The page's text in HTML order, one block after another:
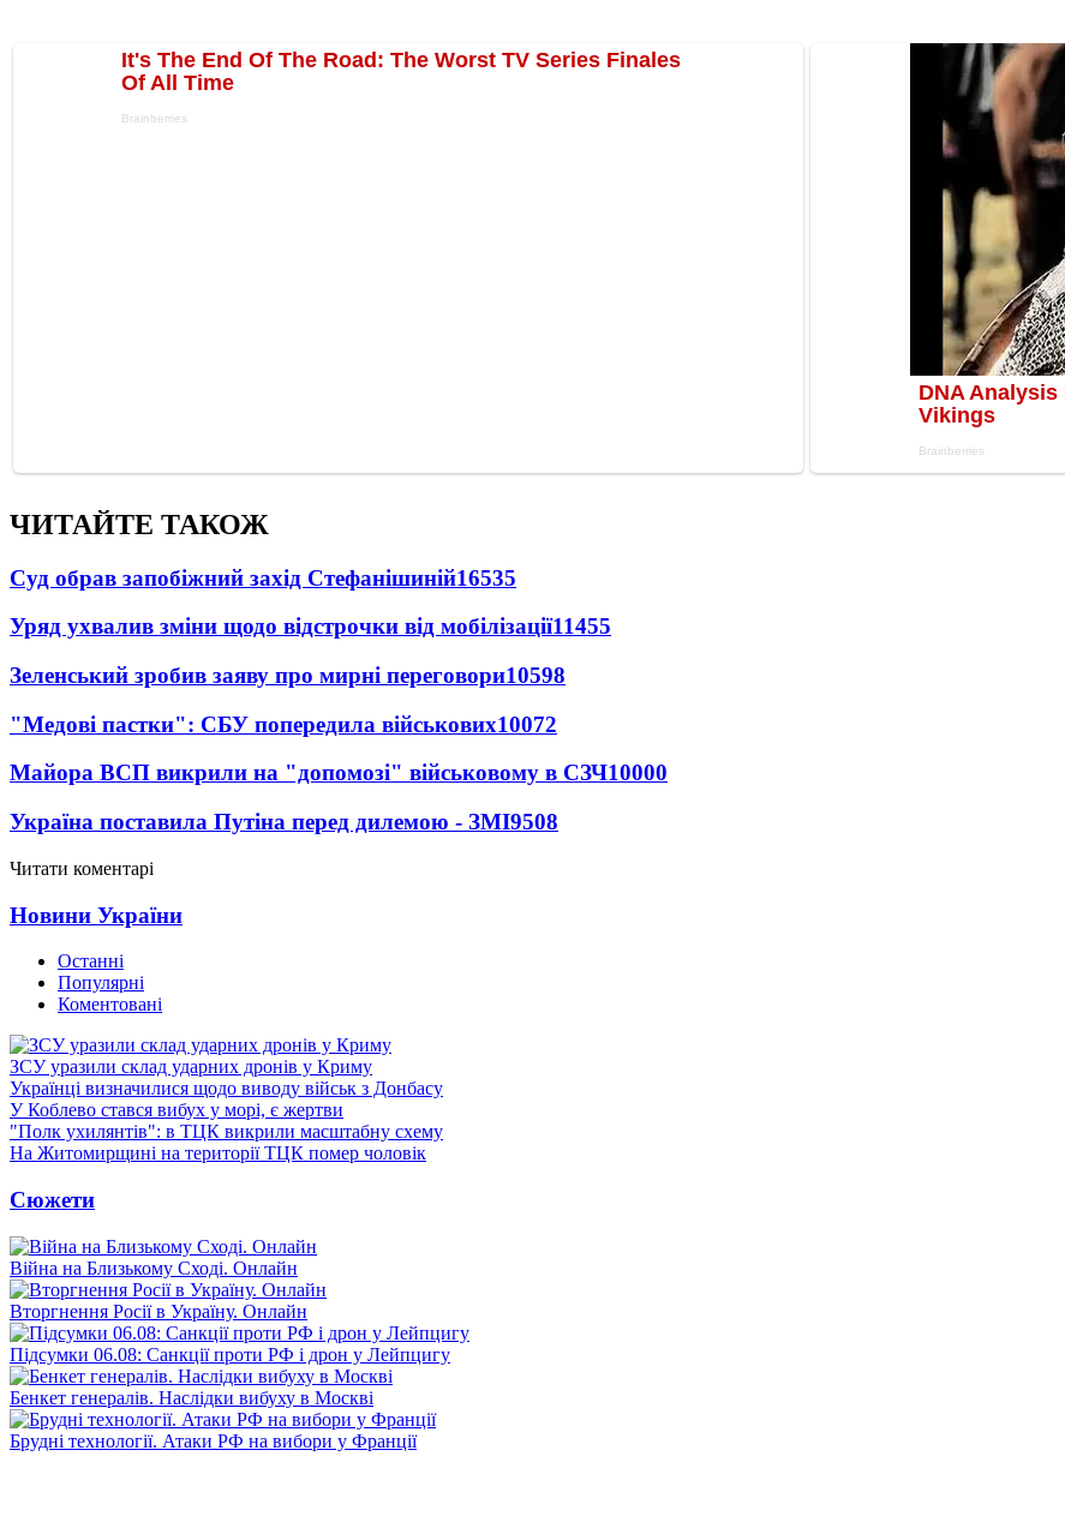
ЧИТАЙТЕ ТАКОЖ
Суд обрав запобіжний захід Стефанішиній16535
Уряд ухвалив зміни щодо відстрочки від мобілізації11455
Зеленський зробив заяву про мирні переговори10598
"Медові пастки": СБУ попередила військових10072
Майора ВСП викрили на "допомозі" військовому в СЗЧ10000
Україна поставила Путіна перед дилемою - ЗМІ9508
Читати коментарі
Новини України
Останні
Популярні
Коментовані
ЗСУ уразили склад ударних дронів у Криму
Українці визначилися щодо виводу військ з Донбасу
У Коблево стався вибух у морі, є жертви
"Полк ухилянтів": в ТЦК викрили масштабну схему
На Житомирщині на території ТЦК помер чоловік
Сюжети
Війна на Близькому Сході. Онлайн
Вторгнення Росії в Україну. Онлайн
Підсумки 06.08: Санкції проти РФ і дрон у Лейпцигу
Бенкет генералів. Наслідки вибуху в Москві
Брудні технології. Атаки РФ на вибори у Франції